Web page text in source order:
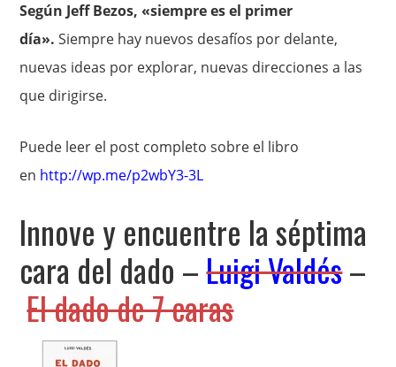
Según Jeff Bezos, «siempre es el primer
día». Siempre hay nuevos desafíos por delante,
nuevas ideas por explorar, nuevas direcciones a las
que dirigirse.
Puede leer el post completo sobre el libro
en http://wp.me/p2wbY3-3L
Innove y encuentre la séptima
cara del dado –Luigi Valdés–
El dado de 7 caras